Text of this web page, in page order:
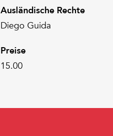
Ausländische Rechte
Diego Guida
Preise
15.00